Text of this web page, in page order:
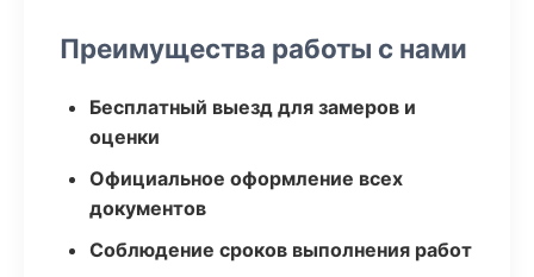
Преимущества работы с нами
Бесплатный выезд для замеров и
оценки
Официальное оформление всех
документов
Соблюдение сроков выполнения работ